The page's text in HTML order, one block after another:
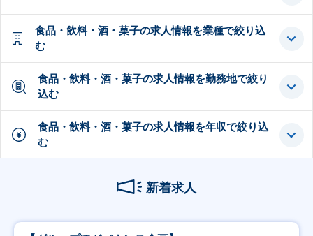
食品・飲料・酒・菓子の求人情報を業種で絞り込
む
食品・飲料・酒・菓子の求人情報を勤務地で絞り
込む
食品・飲料・酒・菓子の求人情報を年収で絞り込
む
新着求人